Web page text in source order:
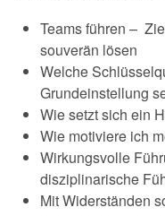
Teams führen –
souverän lösen
Welche
Grundeinstellung
Wie setzt sich ein
Wie motiviere ich
Wirkungsvolle
disziplinarische
Mit Widerständen